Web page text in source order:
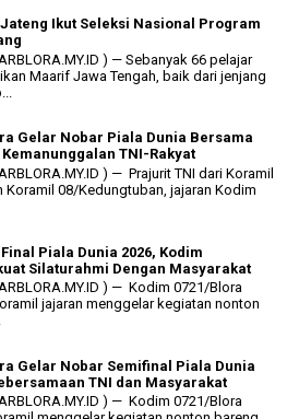
Jateng Ikut Seleksi Nasional Program
) — Sebanyak 66 pelajar
Maarif Jawa Tengah, baik dari jenjang
Gelar Nobar Piala Dunia Bersama
TNI-Rakyat
) — Prajurit TNI dari Koramil
08/Kedungtuban, jajaran Kodim
Piala Dunia 2026, Kodim
Silaturahmi Dengan Masyarakat
) — Kodim 0721/Blora
jajaran menggelar kegiatan nonton
Gelar Nobar Semifinal Piala Dunia
TNI dan Masyarakat
) — Kodim 0721/Blora